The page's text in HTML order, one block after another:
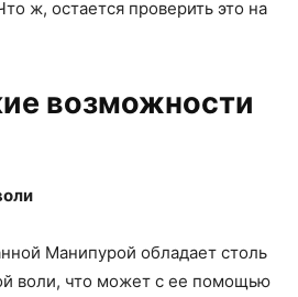
ж, остается проверить это на
возможности
Манипурой обладает столь
воли, что может с ее помощью